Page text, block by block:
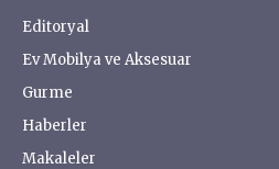
Editoryal
Ev Mobilya ve Aksesuar
Gurme
Haberler
Makaleler